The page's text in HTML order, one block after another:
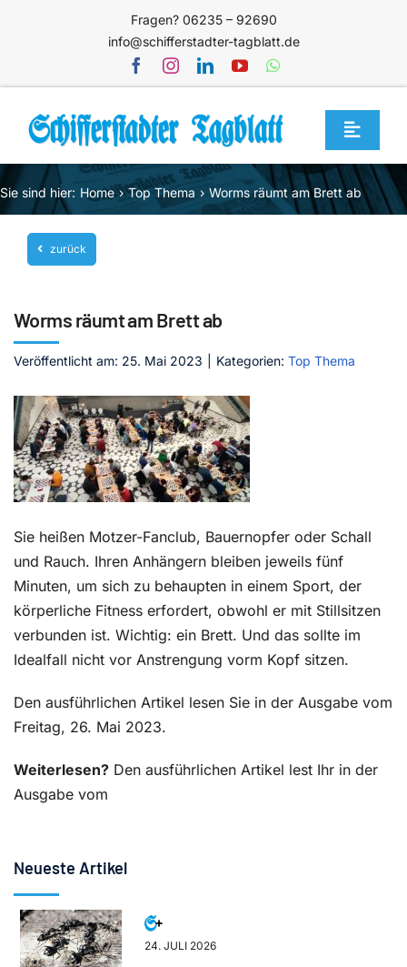
Fragen? 06235 – 92690
info@schifferstadter-tagblatt.de
Toggle
Home
Themen
Blog
Service
Mediathek
Jetzt abonnieren
Kontakt
Sie sind hier: Home Top Thema Worms räumt am Brett ab
zurück
Worms räumt am Brett ab
Veröffentlicht am: 25. Mai 2023 Kategorien: Top Thema
Sie heißen Motzer-Fanclub, Bauernopfer oder Schall
und Rauch. Ihren Anhängern bleiben jeweils fünf
Minuten, um sich zu behaupten in einem Sport, der
körperliche Fitness erfordert, obwohl er mit Stillsitzen
verbunden ist. Wichtig: ein Brett. Und das sollte im
Idealfall nicht vor Anstrengung vorm Kopf sitzen.
Den ausführlichen Artikel lesen Sie in der Ausgabe vom
Freitag, 26. Mai 2023.
Weiterlesen? Den ausführlichen Artikel lest Ihr in der
Ausgabe vom
Neueste Artikel
24. JULI 2026